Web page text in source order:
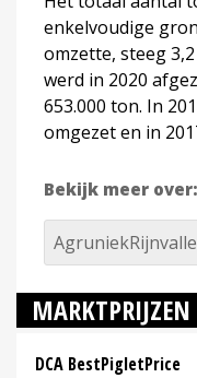
enkelvoudige
omzette, steeg
werd in 2020
653.000 ton. In
omgezet en in
Bekijk meer over:
MARKTPRIJZEN
DCA BestPigletPrice